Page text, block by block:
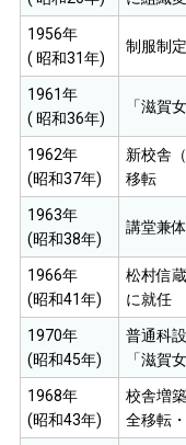
1956年
( 昭和31年)
制服制定
1961年
( 昭和36年)
「滋賀
1962年
(昭和37年)
新校舎
移転
1963年
(昭和38年)
講堂兼
1966年
(昭和41年)
松村信
に就任
1970年
(昭和45年)
普通科
「滋賀
1968年
(昭和43年)
校舎増
全移転